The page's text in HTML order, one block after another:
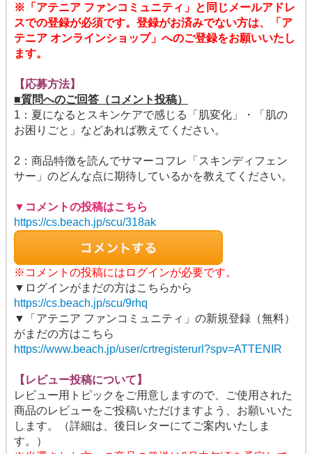
※「アテニア ファンコミュニティ」と同じメールアドレ
スでの登録が必須です。登録がお済みでない方は、「ア
テニア オンラインショップ」へのご登録をお願いいたし
ます。
【応募方法】
■質問へのご回答（コメント投稿）
1：夏になるとスキンケアで感じる「肌変化」・「肌の
お困りごと」などあれば教えてください。
2：商品特徴を読んでサマーコフレ「スキンディフェン
サー」のどんな点に期待しているかを教えてください。
▼コメントの投稿はこちら
https://cs.beach.jp/scu/318ak
※コメントの投稿にはログインが必要です。
▼ログインがまだの方はこちらから
https://cs.beach.jp/scu/9rhq
▼「アテニア ファンコミュニティ」の新規登録（無料）
がまだの方はこちら
https://www.beach.jp/user/crtregisterurl?spv=ATTENIR
【レビュー投稿について】
レビュー用トピックをご用意しますので、ご使用された
商品のレビューをご投稿いただけますよう、お願いいた
します。（詳細は、後日レターにてご案内いたしま
す。）